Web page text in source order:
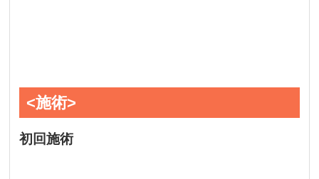
<施術>
初回施術